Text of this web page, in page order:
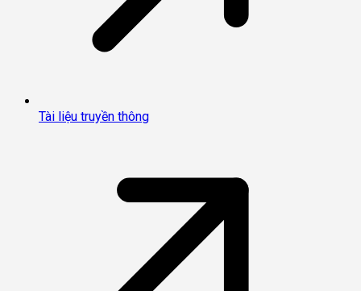
Tài liệu truyền thông